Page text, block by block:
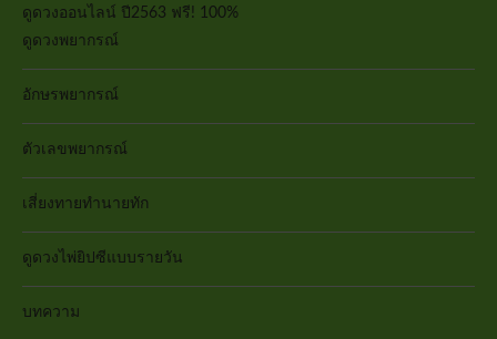
ดูดวงออนไลน์ ปี2563 ฟรี! 100%
ดูดวงพยากรณ์
อักษรพยากรณ์
ตัวเลขพยากรณ์
เสี่ยงทายทำนายทัก
ดูดวงไพ่ยิปซีแบบรายวัน
บทความ